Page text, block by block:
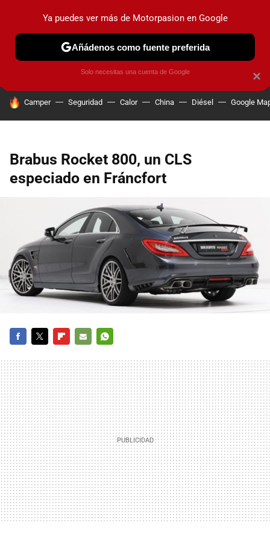
PRUEBAS COCHES ELÉCTRICOS OBSERVATORIO
HOY SE HABLA DE
Camper Seguridad Calor China Diésel Google
Brabus Rocket 800, un CLS
especiado en Fráncfort
MAIL
×
Ya puedes ver más de Motorpasion en Google
Añádenos como fuente preferida
Solo necesitas una cuenta de Google